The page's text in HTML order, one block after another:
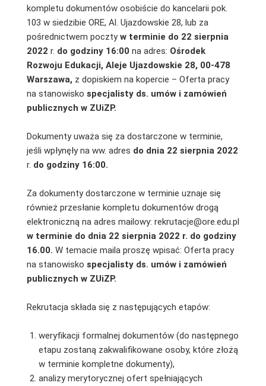
kompletu dokumentów osobiście do kancelarii pok.
103 w siedzibie ORE, Al. Ujazdowskie 28, lub za
pośrednictwem pocztyw terminie do 22 sierpnia
2022 r. do godziny 16:00 na adres: Ośrodek
Rozwoju Edukacji, Aleje Ujazdowskie 28, 00-478
Warszawa, z dopiskiem na kopercie – Oferta pracy
na stanowisko specjalisty ds. umów i zamówień
publicznych w ZUiZP.
Dokumenty uważa się za dostarczone w terminie,
jeśli wpłynęły na ww. adres do dnia 22 sierpnia 2022
r. do godziny 16:00.
Za dokumenty dostarczone w terminie uznaje się
również przesłanie kompletu dokumentów drogą
elektroniczną na adres mailowy: rekrutacje@ore.edu.pl
w terminie do dnia 22 sierpnia 2022 r. do godziny
16.00. W temacie maila proszę wpisać: Oferta pracy
na stanowisko specjalisty ds. umów i zamówień
publicznych w ZUiZP.
Rekrutacja składa się z następujących etapów:
weryfikacji formalnej dokumentów (do następnego
etapu zostaną zakwalifikowane osoby, które złożą
w terminie kompletne dokumenty),
analizy merytorycznej ofert spełniających